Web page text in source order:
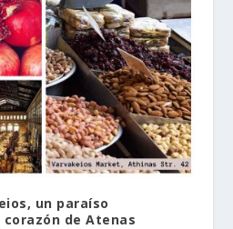
un paraíso
de Atenas